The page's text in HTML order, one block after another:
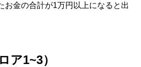
お金の合計が1万円以上になると出
ア1~3）